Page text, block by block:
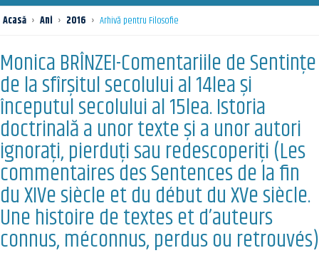
Acasă › Ani › 2016 › Arhivă pentru Filosofie
Monica BRÎNZEI-Comentariile de Sentințe
de la sfîrșitul secolului al 14lea și
începutul secolului al 15lea. Istoria
doctrinală a unor texte și a unor autori
ignorați, pierduți sau redescoperiți (Les
commentaires des Sentences de la fin
du XIVe siècle et du début du XVe siècle.
Une histoire de textes et d’auteurs
connus, méconnus, perdus ou retrouvés)